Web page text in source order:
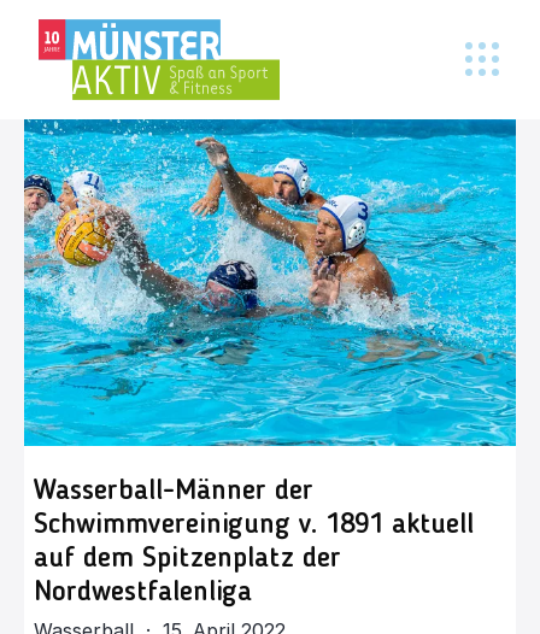
Wasserball-Männer der
Schwimmvereinigung v. 1891 aktuell
auf dem Spitzenplatz der
Nordwestfalenliga